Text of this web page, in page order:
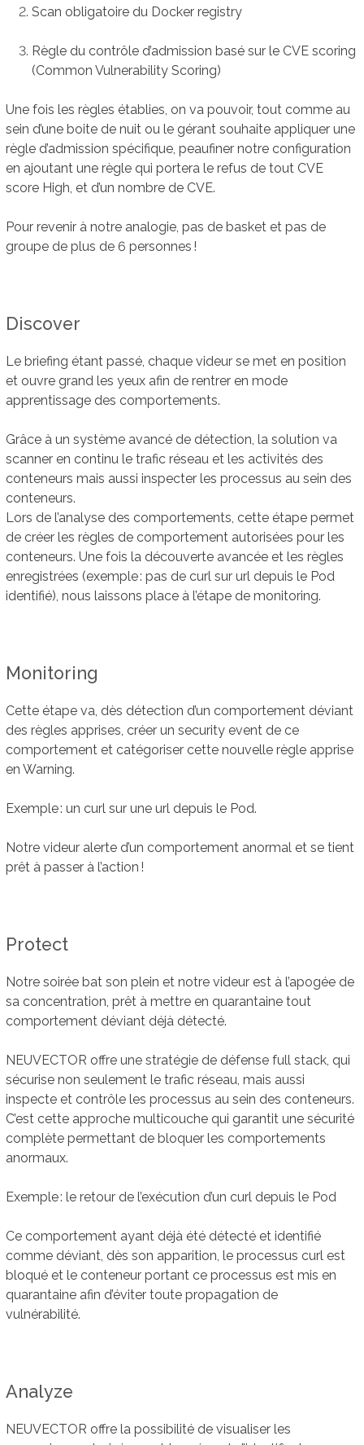
Scan obligatoire du Docker registry
Règle du contrôle d’admission basé sur le CVE scoring
(Common Vulnerability Scoring)
Une fois les règles établies, on va pouvoir, tout comme au
sein d’une boite de nuit ou le gérant souhaite appliquer une
règle d’admission spécifique, peaufiner notre configuration
en ajoutant une règle qui portera le refus de tout CVE
score High, et d’un nombre de CVE.
Pour revenir à notre analogie, pas de basket et pas de
groupe de plus de 6 personnes !
Discover
Le briefing étant passé, chaque videur se met en position
et ouvre grand les yeux afin de rentrer en mode
apprentissage des comportements.
Grâce à un système avancé de détection, la solution va
scanner en continu le trafic réseau et les activités des
conteneurs mais aussi inspecter les processus au sein des
conteneurs.
Lors de l’analyse des comportements, cette étape permet
de créer les règles de comportement autorisées pour les
conteneurs. Une fois la découverte avancée et les règles
enregistrées (exemple : pas de curl sur url depuis le Pod
identifié), nous laissons place à l’étape de monitoring.
Monitoring
Cette étape va, dès détection d’un comportement déviant
des règles apprises, créer un security event de ce
comportement et catégoriser cette nouvelle règle apprise
en Warning.
Exemple : un curl sur une url depuis le Pod.
Notre videur alerte d’un comportement anormal et se tient
prêt à passer à l’action !
Protect
Notre soirée bat son plein et notre videur est à l’apogée de
sa concentration, prêt à mettre en quarantaine tout
comportement déviant déjà détecté.
NEUVECTOR offre une stratégie de défense full stack, qui
sécurise non seulement le trafic réseau, mais aussi
inspecte et contrôle les processus au sein des conteneurs.
C’est cette approche multicouche qui garantit une sécurité
complète permettant de bloquer les comportements
anormaux.
Exemple : le retour de l’exécution d’un curl depuis le Pod
Ce comportement ayant déjà été détecté et identifié
comme déviant, dès son apparition, le processus curl est
bloqué et le conteneur portant ce processus est mis en
quarantaine afin d’éviter toute propagation de
vulnérabilité.
Analyze
NEUVECTOR offre la possibilité de visualiser les